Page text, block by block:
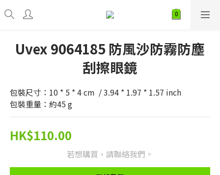
Uvex 9064185 防風沙防霧防塵
刮擦眼鏡
包裝尺寸：10 * 5 * 4 cm  / 3.94 * 1.97 * 1.57 inch
包裝重量：約45 g
HK$110.00
若想購買，請聯絡我們。